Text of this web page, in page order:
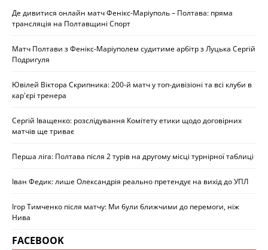
Де дивитися онлайн матч Фенікс-Маріуполь – Полтава: пряма
трансляція на Полтавщині Спорт
Матч Полтави з Фенікс-Маріуполем судитиме арбітр з Луцька Сергій
Подригуля
Ювілей Віктора Скрипника: 200-й матч у топ-дивізіоні та всі клуби в
кар'єрі тренера
Сергій Іващенко: розслідування Комітету етики щодо договірних
матчів ще триває
Перша ліга: Полтава після 2 турів на другому місці турнірної таблиці
Іван Федик: лише Олександрія реально претендує на вихід до УПЛ
Ігор Тимченко після матчу: Ми були ближчими до перемоги, ніж
Нива
FACEBOOK